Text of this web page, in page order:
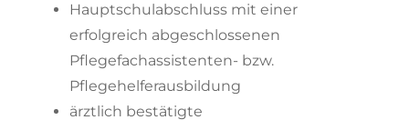
Hauptschulabschluss mit einer
erfolgreich abgeschlossenen
Pflegefachassistenten- bzw.
Pflegehelferausbildung
ärztlich bestätigte